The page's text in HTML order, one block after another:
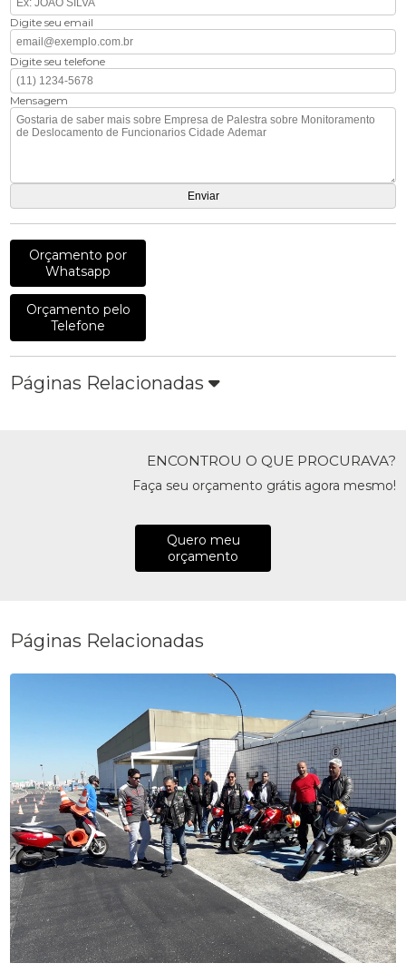
Digite seu email
Digite seu telefone
Mensagem
Orçamento por
Whatsapp
Orçamento pelo
Telefone
Páginas Relacionadas
ENCONTROU O QUE PROCURAVA?
Faça seu orçamento grátis agora mesmo!
Quero meu
orçamento
Páginas Relacionadas